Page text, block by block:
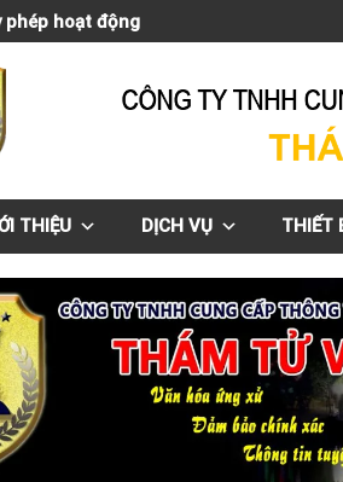
phép hoạt động
THIỆU DỊCH VỤ THIẾT